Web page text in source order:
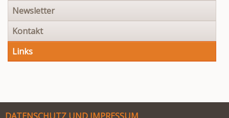
Newsletter
Kontakt
Links